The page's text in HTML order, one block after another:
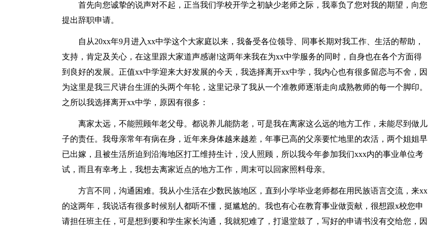
首先向您诚挚的说声对不起，正当我们学校开学之初缺少老师之际，我辜负了您对我的期望，向您
提出辞职申请。
自从20xx年9月进入xx中学这个大家庭以来，我备受各位领导、同事长期对我工作、生活的帮助，
支持，肯定及关心，在这里跟大家道声感谢!这两年来我在为xx中学服务的同时，自身也在各个方面得
到良好的发展。正值xx中学迎来大好发展的今天，我选择离开xx中学，我内心也有很多留恋与不舍，因
为这里是我三尺讲台生涯的头两个年轮，这里记录了我从一个准教师逐渐走向成熟教师的每一个脚印。
之所以我选择离开xx中学，原因有很多：
离家太远，不能照顾年老父母。都说养儿能防老，可是我在离家这么远的地方工作，未能尽到做儿
子的责任。我母亲常年有病在身，近年来身体越来越差，年事已高的父亲要忙地里的农活，两个姐姐早
已出嫁，且被生活所迫到沿海地区打工维持生计，没人照顾，所以我今年参加我们xxx内的事业单位考
试，而且有幸考上，我想去离家近点的地方工作，周末可以回家照料母亲。
方言不同，沟通困难。我从小生活在少数民族地区，直到小学毕业老师都在用民族语言交流，来xx
的这两年，我说话有很多时候别人都听不懂，挺尴尬的。我也有心在教育事业做贡献，很想跟x校您申
请担任班主任，可是想到要和学生家长沟通，我就犯难了，打退堂鼓了，写好的申请书没有交给您，因